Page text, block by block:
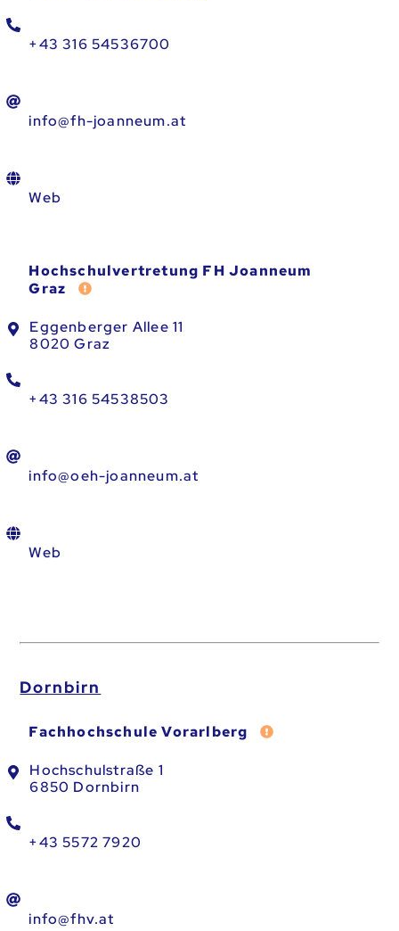
+43 316 54536700
info@fh-joanneum.at
Web
Hochschulvertretung FH Joanneum
Graz
Fehler melden
Eggenberger Allee 11
8020 Graz
+43 316 54538503
info@oeh-joanneum.at
Web
Dornbirn
Fachhochschule Vorarlberg Fehler melden
Hochschulstraße 1
6850 Dornbirn
+43 5572 7920
info@fhv.at